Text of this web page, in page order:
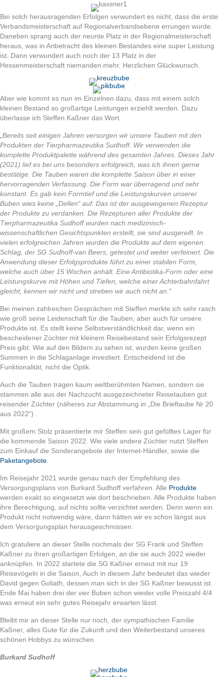
Bei solch herausragenden Erfolgen verwundert es nicht, dass die erste
Verbandsmeisterschaft auf Regionalverbandsebene errungen wurde.
Daneben sprang auch der neunte Platz in der Regionalmeisterschaft
heraus, was in Anbetracht des kleinen Bestandes eine super Leistung
ist. Dann verwundert auch noch der 13 Platz in der
Hessenmeisterschaft niemanden mehr. Herzlichen Glückwunsch.
Aber wie kommt es nun im Einzelnen dazu, dass mit einem solch
kleinen Bestand so großartige Leistungen erziehlt werden. Dazu
überlasse ich Steffen Kaßner das Wort.
„Bereits seit einigen Jahren versorgen wir unsere Tauben mit den
Produkten der Tierpharmazeutika Sudhoff. Wir verwenden die
komplette Produktpalette während des gesamten Jahres. Dieses Jahr
(2021) lief es bei uns besonders erfolgreich, was ich ihnen gerne
bestätige. Die Tauben waren die komplette Saison über in einer
hervorragenden Verfassung. Die Form war überragend und sehr
konstant. Es gab kein Formtief und die Leistungskurven unserer
Buben wies keine „Dellen“ auf. Das ist der ausgewogenen Rezeptur
der Produkte zu verdanken. Die Rezepturen aller Produkte der
Tierpharmazeutika Sudhoff wurden nach medizinisch-
wissenschaftlichen Gesichtspunkten erstellt, sie sind ausgereift. In
vielen erfolgreichen Jahren wurden die Produkte auf dem eigenen
Schlag, der SG Sudhoff-van Beers, getestet und weiter verfeinert. Die
Anwendung dieser Erfolgsprodukte führt zu einer stabilen Form,
welche auch über 15 Wochen anhält. Eine Antibiotika-Form oder eine
Leistungskurve mit Höhen und Tiefen, welche einer Achterbahnfahrt
gleicht, kennen wir nicht und streben wir auch nicht an.“
Bei meinen zahlreichen Gesprächen mit Steffen merkte ich sehr rasch
wie groß seine Leidenschaft für die Tauben, aber auch für unsere
Produkte ist. Es stellt keine Selbstverständlichkeit dar, wenn ein
bescheidener Züchter mit kleinem Reisebestand sein Erfolgsrezept
Preis gibt. Wie auf den Bildern zu sehen ist, wurden keine großen
Summen in die Schlaganlage investiert. Entscheidend ist die
Funktionalität, nicht die Optik.
Auch die Tauben tragen kaum weltberühmten Namen, sondern sie
stammen alle aus der Nachzucht ausgezeichneter Reisetauben gut
reisender Züchter (näheres zur Abstammung in „Die Brieftaube Nr 20
aus 2022“) .
Mit großem Stolz präsentierte mir Steffen sein gut gefülltes Lager für
die kommende Saison 2022. Wie viele andere Züchter nutzt Steffen
zum Einkauf die Sonderangebote der Internet-Händler, sowie die
Paketangebote
Im Reisejahr 2021 wurde genau nach der Empfehlung des
Versorgungsplans von Burkard Sudhoff verfahren. Alle Produkte
werden exakt so eingesetzt wie dort beschrieben. Alle Produkte haben
ihre Berechtigung, auf nichts sollte verzichtet werden. Denn wenn ein
Produkt nicht notwendig wäre, dann hätten wir es schon längst aus
dem Versorgungsplan herausgeschmissen.
Ich gratuliere an dieser Stelle nochmals der SG Frank und Steffen
Kaßner zu ihren großartigen Erfolgen, an die sie auch 2022 wieder
anknüpfen. In 2022 startete die SG Kaßner erneut mit nur 19
Reisevögeln in die Saison, Auch in diesem Jahr bedeutet das wieder
David gegen Goliath, dessen man sich in der SG Kaßner bewusst ist.
Ende Mai haben drei der vier Buben schon wieder volle Preiszahl 4/4
was erneut ein sehr gutes Reisejahr erwarten lässt.
Bleibt mir an dieser Stelle nur noch, der sympathischen Familie
Kaßner, alles Gute für die Zukunft und den Weiterbestand unseres
schönen Hobbys zu wünschen.
Burkard Sudhoff